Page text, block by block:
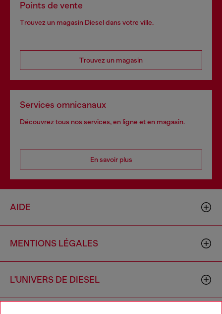
Points de vente
Trouvez un magasin Diesel dans votre ville.
Trouvez un magasin
Services omnicanaux
Découvrez tous nos services, en ligne et en magasin.
En savoir plus
AIDE
MENTIONS LÉGALES
L'UNIVERS DE DIESEL